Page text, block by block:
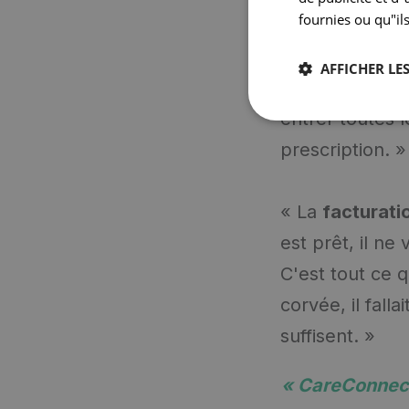
personnes
logiciel idéal
temps. Tout
entrer toutes
prescription. »
« La
est prêt, il ne
C'est tout ce
corvée, il
suffisent. »
«
fournies ou
AFFICHER